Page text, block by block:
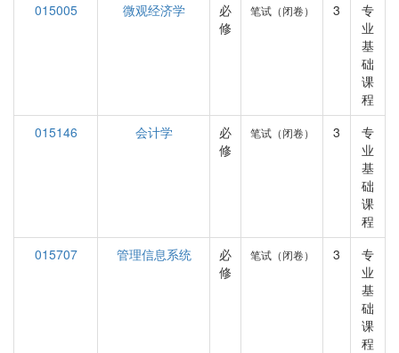
015005 微观经济学
必
修
笔试（闭卷） 3
专
业
基
础
课
程
015146
会计学
必
修
笔试（闭卷） 3
专
业
基
础
课
程
015707
管理信息系统
必
修
笔试（闭卷） 3
专
业
基
础
课
程